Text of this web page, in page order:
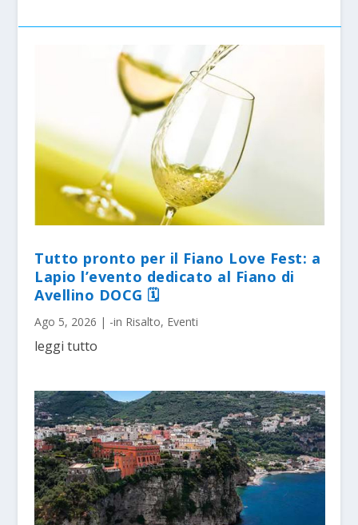
Tutto pronto per il Fiano Love Fest: a
Lapio l’evento dedicato al Fiano di
Avellino DOCG 🗓
Ago 5, 2026 | -in Risalto, Eventi
leggi tutto